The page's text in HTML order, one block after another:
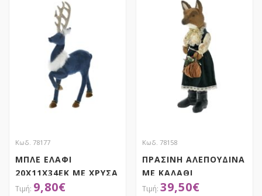
Κωδ. 78177
ΜΠΛΕ ΕΛΑΦΙ
20Χ11Χ34ΕΚ ΜΕ ΧΡΥΣΑ
ΚΕΡΑΤΑ
9,80€
Κωδ. 78158
ΠΡΑΣΙΝΗ ΑΛΕΠΟΥΔΙΝΑ
ΜΕ ΚΑΛΑΘΙ
23Χ22Χ70ΕΚ
39,50€